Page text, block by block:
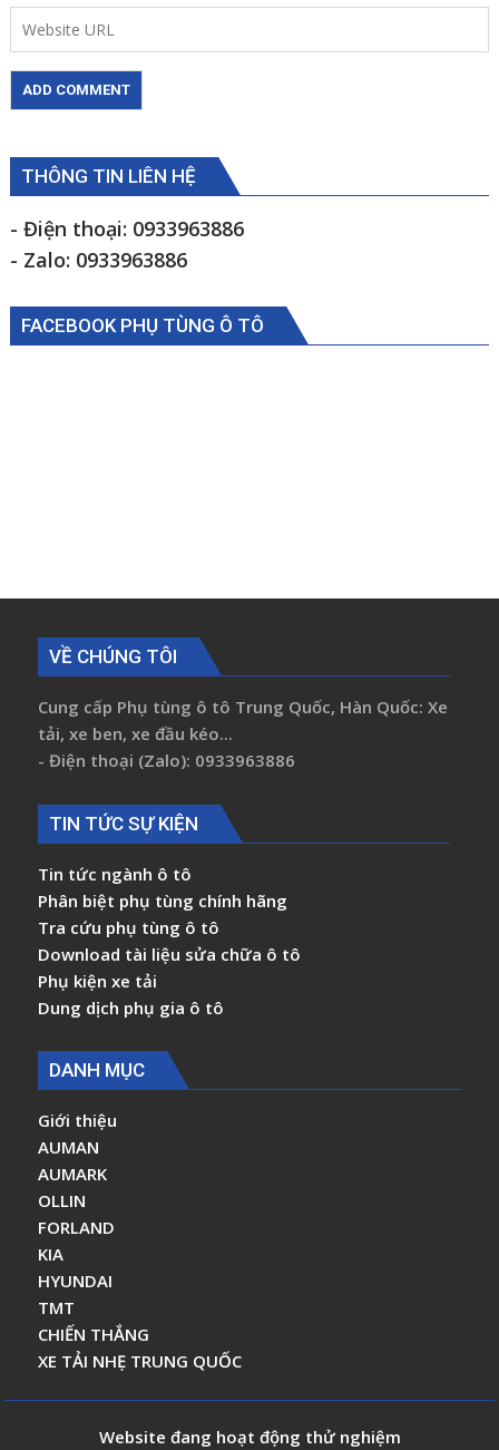
THÔNG TIN LIÊN HỆ
- Điện thoại: 0933963886
- Zalo: 0933963886
FACEBOOK PHỤ TÙNG Ô TÔ
VỀ CHÚNG TÔI
Cung cấp Phụ tùng ô tô Trung Quốc, Hàn Quốc: Xe
tải, xe ben, xe đầu kéo...
- Điện thoại (Zalo): 0933963886
TIN TỨC SỰ KIỆN
Tin tức ngành ô tô
Phân biệt phụ tùng chính hãng
Tra cứu phụ tùng ô tô
Download tài liệu sửa chữa ô tô
Phụ kiện xe tải
Dung dịch phụ gia ô tô
DANH MỤC
Giới thiệu
AUMAN
AUMARK
OLLIN
FORLAND
KIA
HYUNDAI
TMT
CHIẾN THẮNG
XE TẢI NHẸ TRUNG QUỐC
Website đang hoạt động thử nghiệm